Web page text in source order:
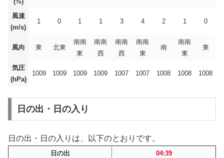
風速
(m/s)
1 0 1 1 3 4 2 1 0
風向 東 北東
南南
東
南南
西
南南
西
南南
東
南
南南
東
東
気圧
(hPa)
1009 1009 1009 1009 1007 1007 1008 1008 1008
日の出・日の入り
日の出・日の入りは、以下のとおりです。
日の出
04:39